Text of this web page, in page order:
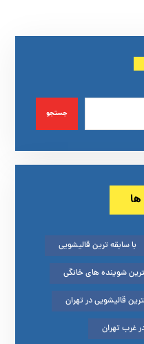
جستجو
با سابقه ترین قالیشویی
شوینده های خانگی
قالیشویی در تهران
غرب تهران